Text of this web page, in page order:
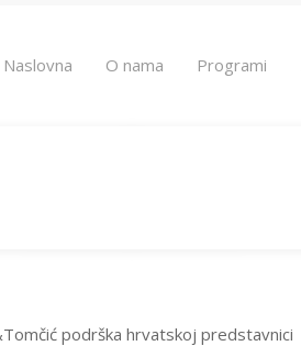
Naslovna O nama Programi
podrška hrvatskoj predstavnici